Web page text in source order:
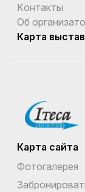
Kонтакты
Об
Карта
Карта сайта
Фотогалерея